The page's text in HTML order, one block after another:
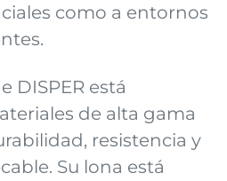
como a entornos
DISPER está
de alta gama
resistencia y
Su lona está